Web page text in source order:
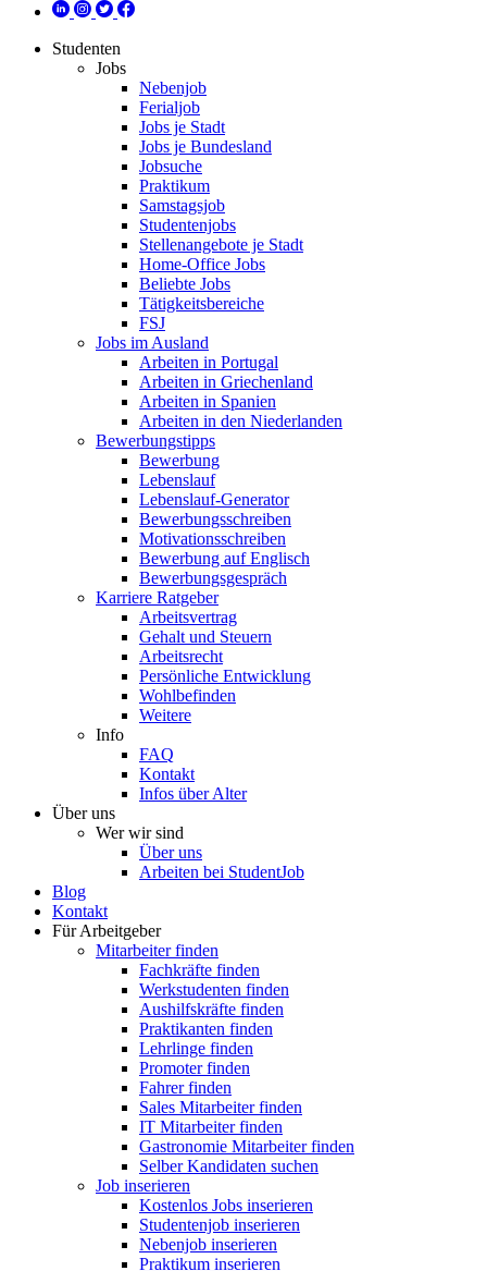
Studenten
Jobs
Nebenjob
Ferialjob
Jobs je Stadt
Jobs je Bundesland
Jobsuche
Praktikum
Samstagsjob
Studentenjobs
Stellenangebote je Stadt
Home-Office Jobs
Beliebte Jobs
Tätigkeitsbereiche
FSJ
Jobs im Ausland
Arbeiten in Portugal
Arbeiten in Griechenland
Arbeiten in Spanien
Arbeiten in den Niederlanden
Bewerbungstipps
Bewerbung
Lebenslauf
Lebenslauf-Generator
Bewerbungsschreiben
Motivationsschreiben
Bewerbung auf Englisch
Bewerbungsgespräch
Karriere Ratgeber
Arbeitsvertrag
Gehalt und Steuern
Arbeitsrecht
Persönliche Entwicklung
Wohlbefinden
Weitere
Info
FAQ
Kontakt
Infos über Alter
Über uns
Wer wir sind
Über uns
Arbeiten bei StudentJob
Blog
Kontakt
Für Arbeitgeber
Mitarbeiter finden
Fachkräfte finden
Werkstudenten finden
Aushilfskräfte finden
Praktikanten finden
Lehrlinge finden
Promoter finden
Fahrer finden
Sales Mitarbeiter finden
IT Mitarbeiter finden
Gastronomie Mitarbeiter finden
Selber Kandidaten suchen
Job inserieren
Kostenlos Jobs inserieren
Studentenjob inserieren
Nebenjob inserieren
Praktikum inserieren